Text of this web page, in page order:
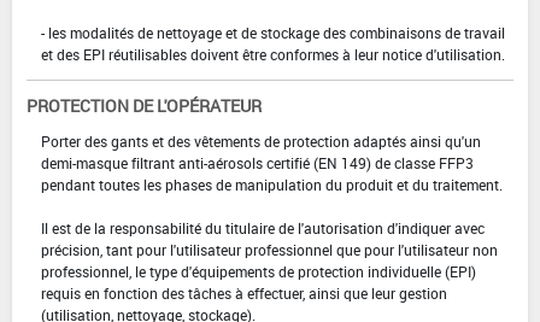
- les modalités de nettoyage et de stockage des combinaisons de travail
et des EPI réutilisables doivent être conformes à leur notice d'utilisation.
PROTECTION DE L'OPÉRATEUR
Porter des gants et des vêtements de protection adaptés ainsi qu'un
demi-masque filtrant anti-aérosols certifié (EN 149) de classe FFP3
pendant toutes les phases de manipulation du produit et du traitement.
Il est de la responsabilité du titulaire de l'autorisation d'indiquer avec
précision, tant pour l'utilisateur professionnel que pour l'utilisateur non
professionnel, le type d'équipements de protection individuelle (EPI)
requis en fonction des tâches à effectuer, ainsi que leur gestion
(utilisation, nettoyage, stockage).